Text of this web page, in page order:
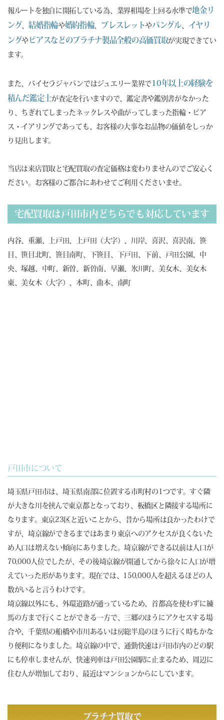
報ルートを独自に開拓している為、業界相場を上回る水準で地金リ
ング、結婚指輪や婚約指輪、 ブレスレットやバングル、
イヤリ
ングや ピアスなどのプラチナ製品全般の高価買取が実現できてい
ます。
また、バイセラジャパンではジュエリー業界で 10年以上の経験を
積んだ鑑定士が査定を行いますので、鑑定書や鑑別書がなかった
り、ちぎれてしまったネックレスや曲がってしまった指輪・ピア
ス・イアリングであっても、お客様の大事なお品物の価値をしっか
り見出します。
当店は来店買取と宅配買取の査定価格は変わりませんのでご安心く
ださい。お客様のご都合にあわせてご利用くださいませ。
宅配買取は戸田市内どちらでも対応しています
内谷、重瀬、上戸田、上戸田（大字）、川岸、喜沢、喜沢南、笹
目、笹目北町、笹目南町、下笹目、下戸田、下前、戸田公園、中
央、塚越、中町、新曽、新曽南、早瀬、氷川町、美女木、美女木
東、美女木（大字）、本町、曲本、南町
戸田市について
埼玉県戸田市は、埼玉県南部に位置する市町村の1つです。すぐ隣
が大きな川を挟んで東京都となっており、板橋区と隣接する場所に
なります。東京23区と近いことから、昔から場所は良かったわけで
すが、埼京線ができるまではあまり東京へのアクセスが良くないた
め人口は増えない傾向にありました。埼京線ができる以前は人口が
70,000人位でしたが、その後埼京線が開通してから徐々に人口が増
えていった形があります。現在では、150,000人を超えるほどの人
数がいると言うわけです。
埼京線以外にも、外環道路が通っているため、首都高を使わずに練
馬の方まで行くことができる一方で、三郷のほうにアクセスする場
合や、千葉県の船橋や市川あるいは房総半島のほうに行く時もかな
り便利になりました。埼京線の中で、通勤快速は戸田市内のどの駅
にも停車しませんが、快速列車は戸田公園駅に止まるため、周辺に
住む人が増加しており、最近はマンションからにしています。
プラチナ買取で